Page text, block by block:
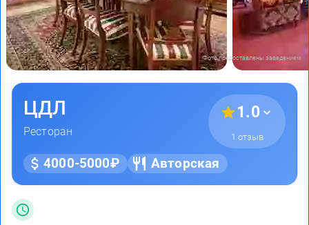
Фото предоставлены заведением
ЦДЛ
Ресторан
1.0
1 отзыв
4000-5000₽ Авторская